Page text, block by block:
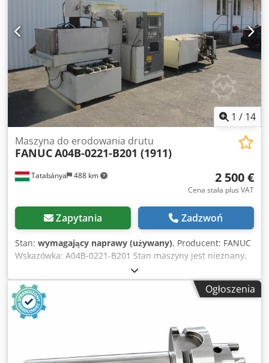
przedmiotu: 1500 kg Prędkość cięcia: 400 mm²/min
Najlepsza jakość powierzchni: Ra 0,2 µm Dostępne
średnice drutu: od 0,15 mm do 0,33 mm Wymiary całej
maszyny: 2600 x 2810 x 2240 mm Całkowita waga maszyny:
3300 kg Maszyna została już przez nas przetestowana i
przeszła przegląd serwisowy. Na życzenie oferujemy
następujące usługi: - Uruchomienie maszyny u Państwa na
miejscu - Szkolenie z obsługi sterownika - Akcesoria, takie
jak chłodnica i urządzenia mocujące
1 / 14
Tatabánya 488 km
Maszyna do erodowania drutu
FANUCA04B-0221-B201 (1911)
2 500 €
Cena stała plus VAT
Zapytania Zadzwoń
Stan: wymagający naprawy (używany), Producent: FANUC
Wskazówka: A04B-0221-B201 Stan maszyny jest nieznany,
nie działa, jest na sprzedaż w takim stanie, !!! Dsdpfx Aoik
Hb Tjkpeck Nie wiemy, co jest problemem!
Ogłoszenia